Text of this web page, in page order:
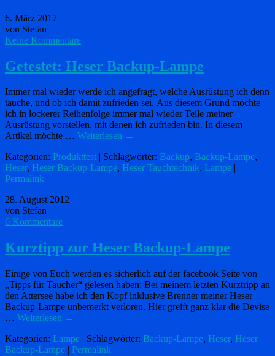
6. März 2017
von Stefan
Keine Kommentare
Getestet: Heser Backup-Lampe
Immer mal wieder werde ich angefragt, welche Ausrüstung ich denn
tauche, und ob ich damit zufrieden sei. Aus diesem Grund möchte
ich in lockerer Reihenfolge immer mal wieder Teile meiner
Ausrüstung vorstellen, mit denen ich zufrieden bin. In diesem
Artikel möchte … Weiterlesen →
Kategorien: Produkttest | Schlagwörter: Backup, Backup-Lampe,
Heser, Heser Backup-Lampe, Heser Tauchtechnik, Lampe
Permalink
28. August 2012
von Stefan
6 Kommentare
Kurztipp zur Heser Backup-Lampe
Einige von Euch werden es sicherlich auf der facebook Seite von
„Tipps für Taucher“ gelesen haben: Bei meinem letzten Kurztripp an
den Attersee habe ich den Kopf inklusive Brenner meiner Heser
Backup-Lampe unbemerkt verloren. Hier greift ganz klar die Devise
… Weiterlesen →
Kategorien: Lampe | Schlagwörter: Backup-Lampe, Heser, Heser
Backup-Lampe | Permalink